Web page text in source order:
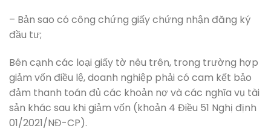
– Bản sao có công chứng giấy chứng nhận đăng ký
đầu tư;
Bên cạnh các loại giấy tờ nêu trên, trong trường hợp
giảm vốn điều lệ, doanh nghiệp phải có cam kết bảo
đảm thanh toán đủ các khoản nợ và các nghĩa vụ tài
sản khác sau khi giảm vốn (khoản 4 Điều 51 Nghị định
01/2021/NĐ-CP).